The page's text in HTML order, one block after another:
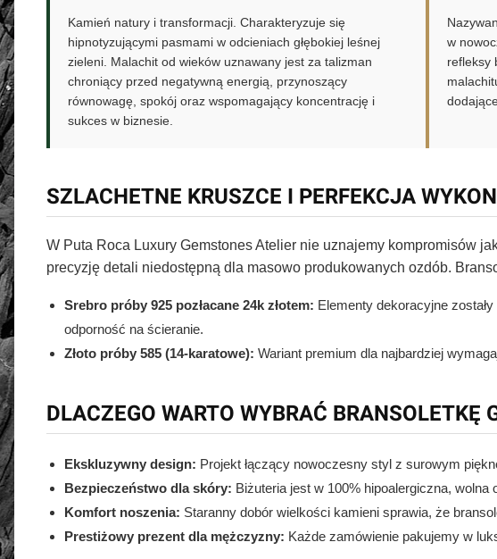
Kamień natury i transformacji. Charakteryzuje się
hipnotyzującymi pasmami w odcieniach głębokiej leśnej
zieleni. Malachit od wieków uznawany jest za talizman
chroniący przed negatywną energią, przynoszący
równowagę, spokój oraz wspomagający koncentrację i
sukces w biznesie.
w
refleksy
SZLACHETNE KRUSZCE I PERFEKCJA
W Puta Roca Luxury Gemstones Atelier nie uznajemy kompromisów
precyzję detali niedostępną dla masowo produkowanych ozdób.
Srebro próby 925 pozłacane 24k złotem: Elementy dekoracyjne
odporność na ścieranie.
Złoto próby 585 (14-karatowe): Wariant premium dla najbardziej
DLACZEGO WARTO WYBRAĆ BRANSOLETKĘ
Ekskluzywny design: Projekt łączący nowoczesny styl z surowym
Bezpieczeństwo dla skóry: Biżuteria jest w 100% hipoalergiczna, wolna
Komfort noszenia: Staranny dobór wielkości kamieni sprawia, że
Prestiżowy prezent dla mężczyzny: Każde zamówienie pakujemy w